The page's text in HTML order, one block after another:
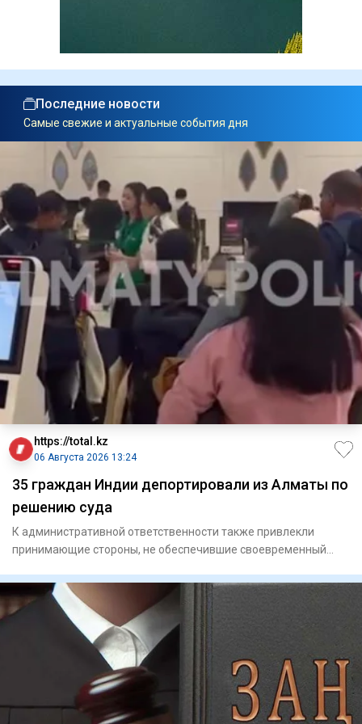
Последние новости
Самые свежие и актуальные события дня
https://total.kz
06 Августа 2026 13:24
35 граждан Индии депортировали из Алматы по
решению суда
К административной ответственности также привлекли
принимающие стороны, не обеспечившие своевременный